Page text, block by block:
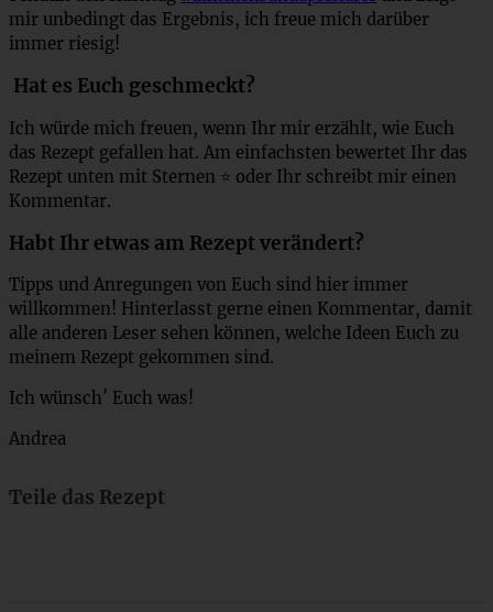
mir unbedingt das Ergebnis, ich freue mich darüber
immer riesig!
Hat es Euch geschmeckt?
Ich würde mich freuen, wenn Ihr mir erzählt, wie Euch
das Rezept gefallen hat. Am einfachsten bewertet Ihr das
Rezept unten mit Sternen ⭐ oder Ihr schreibt mir einen
Kommentar.
Habt Ihr etwas am Rezept verändert?
Tipps und Anregungen von Euch sind hier immer
willkommen! Hinterlasst gerne einen Kommentar, damit
alle anderen Leser sehen können, welche Ideen Euch zu
meinem Rezept gekommen sind.
Ich wünsch′ Euch was!
Andrea
Teile das Rezept